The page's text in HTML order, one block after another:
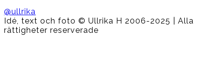
@ullrika
Idé, text och foto © Ullrika H 2006-2025 | Alla
rättigheter reserverade